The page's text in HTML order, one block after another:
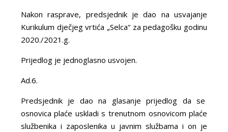
Nakon rasprave, predsjednik je dao na usvajanje
Kurikulum dječjeg vrtića „Selca“ za pedagošku godinu
2020./2021.g.
Prijedlog je jednoglasno usvojen.
Ad.6.
Predsjednik je dao na glasanje prijedlog da se
osnovica plaće uskladi s trenutnom osnovicom plaće
službenika i zaposlenika u javnim službama i on je